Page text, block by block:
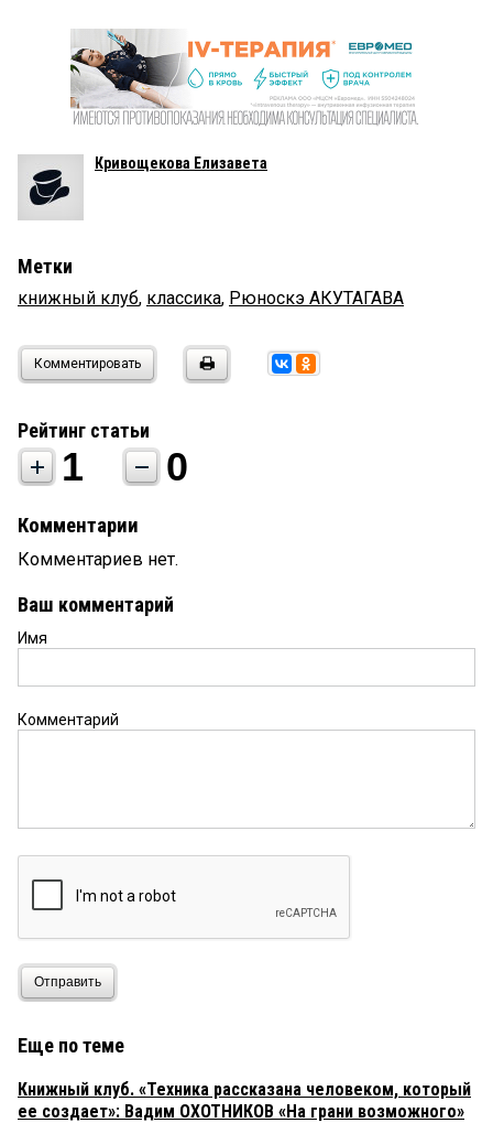
Кривощекова Елизавета
Метки
книжный клуб, классика, Рюноскэ АКУТАГАВА
Комментировать
Рейтинг статьи
1 0
Комментарии
Комментариев нет.
Ваш комментарий
Имя
Комментарий
Отправить
Еще по теме
Книжный клуб. «Техника рассказана человеком, который
ее создает»: Вадим ОХОТНИКОВ «На грани возможного»